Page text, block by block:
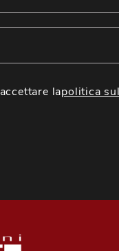
lapolitica